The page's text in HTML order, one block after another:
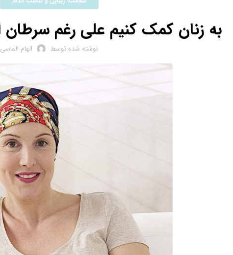
به زنان کمک کنیم علی رغم سرطان
نوشته شده توسط الهام الماسی